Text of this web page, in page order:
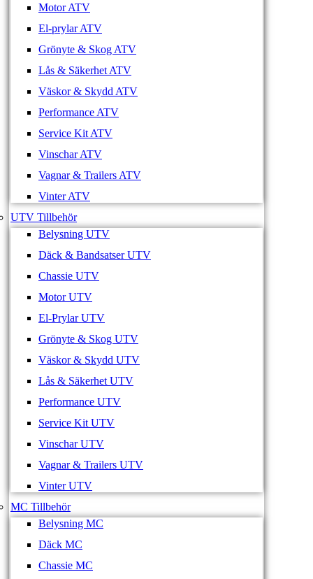
Motor ATV
El-prylar ATV
Grönyte & Skog ATV
Lås & Säkerhet ATV
Väskor & Skydd ATV
Performance ATV
Service Kit ATV
Vinschar ATV
Vagnar & Trailers ATV
Vinter ATV
UTV Tillbehör
Belysning UTV
Däck & Bandsatser UTV
Chassie UTV
Motor UTV
El-Prylar UTV
Grönyte & Skog UTV
Väskor & Skydd UTV
Lås & Säkerhet UTV
Performance UTV
Service Kit UTV
Vinschar UTV
Vagnar & Trailers UTV
Vinter UTV
MC Tillbehör
Belysning MC
Däck MC
Chassie MC